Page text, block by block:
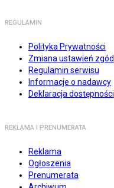
REGULAMIN
Polityka Prywatności
Zmiana ustawień zgód
Regulamin serwisu
Informacje o nadawcy
Deklaracja dostępności
REKLAMA I PRENUMERATA
Reklama
Ogłoszenia
Prenumerata